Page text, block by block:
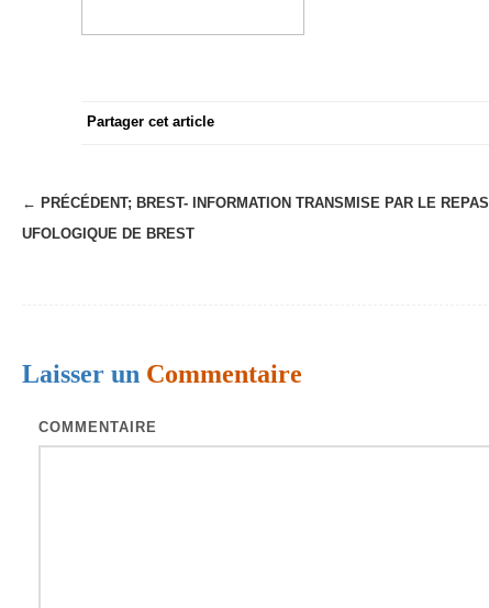
Partager cet article
N
a
a
← PRÉCÉDENT; BREST- INFORMATION TRANSMISE PAR LE REPAS
UFOLOGIQUE DE BREST
Laisser un Commentaire
COMMENTAIRE